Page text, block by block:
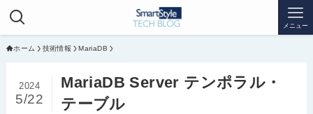
メニュー
ホーム 技術情報 MariaDB
MariaDB Server テンポラル・
テーブル
2024
5/22